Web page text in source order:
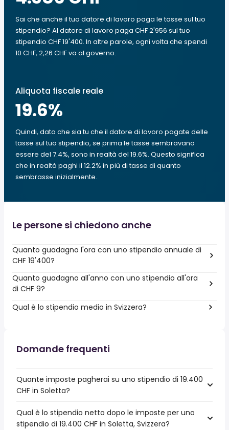
Sai che anche il tuo datore di lavoro paga le tasse sul tuo
stipendio? Al datore di lavoro paga CHF 2'956 sul tuo
stipendio CHF 19'400. In altre parole, ogni volta che spendi
10 CHF, 2,26 CHF va al governo.
Aliquota fiscale reale
19.6%
Quindi, dato che sia tu che il datore di lavoro pagate delle
tasse sul tuo stipendio, se prima le tasse sembravano
essere del 7.4%, sono in realtà del 19.6%. Questo significa
che in realtà paghi il 12.2% in più di tasse di quanto
sembrasse inizialmente.
Le persone si chiedono anche
Quanto guadagno l'ora con uno stipendio annuale di
CHF 19'400?
Quanto guadagno all'anno con uno stipendio all'ora
di CHF 9?
Qual è lo stipendio medio in Svizzera?
Domande frequenti
Quante imposte pagherai su uno stipendio di 19.400
CHF in Soletta?
Qual è lo stipendio netto dopo le imposte per uno
stipendio di 19.400 CHF in Soletta, Svizzera?